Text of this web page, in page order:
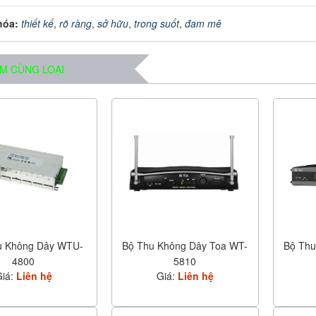
thiết kế, rõ ràng, sở hữu, trong suốt, đam mê
CÙNG LOẠI
Không Dây WTU-
4800
Liên hệ
Bộ Thu Không Dây Toa WT-
5810
Giá: Liên hệ
Bộ